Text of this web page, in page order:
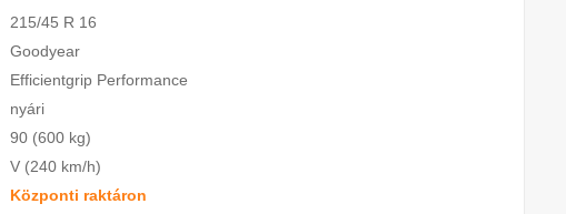
215/45 R 16
Goodyear
Efficientgrip Performance
nyári
90 (600 kg)
V (240 km/h)
Központi raktáron